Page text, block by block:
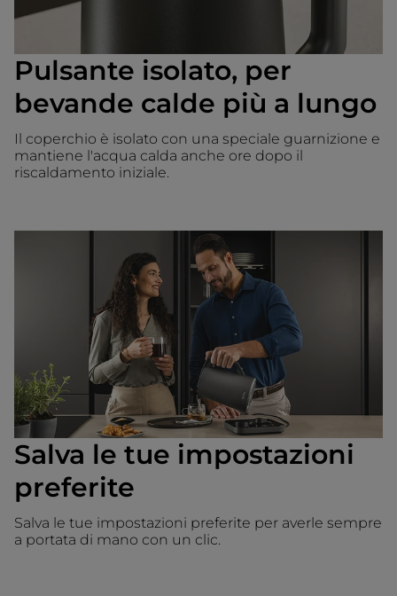
Pulsante isolato, per
bevande calde più a lungo
Il coperchio è isolato con una speciale guarnizione e
mantiene l'acqua calda anche ore dopo il
riscaldamento iniziale.
Salva le tue impostazioni
preferite
Salva le tue impostazioni preferite per averle sempre
a portata di mano con un clic.